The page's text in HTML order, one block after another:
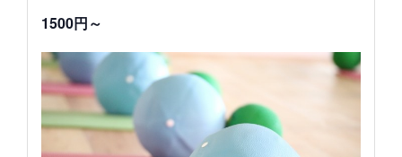
1500円～